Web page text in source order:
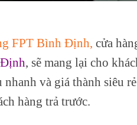
FPT Bình Định, cửa
, sẽ mang lại cho
nhanh và giá thành siêu
hàng trả trước.